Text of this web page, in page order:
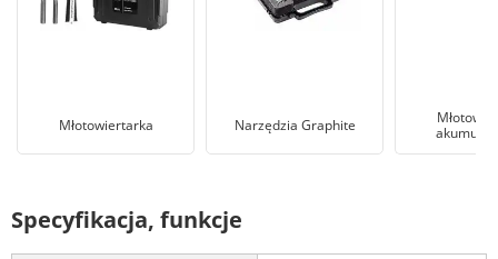
Młotowiertarka Narzędzia Graphite
Specyfikacja, funkcje